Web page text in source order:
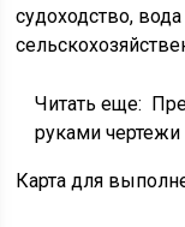
судоходство,
Читать еще:
руками чертежи
Карта для